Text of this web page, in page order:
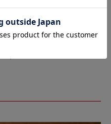
MEN’S BIGI
【ACTIVE TAILOR】エクストラTRジ
ャージプリントスラックスパンツ＜